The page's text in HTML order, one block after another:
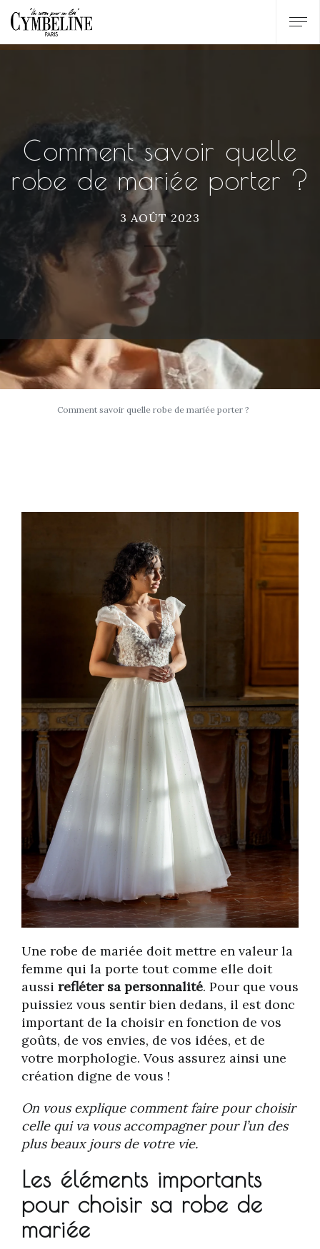
Comment savoir quelle
robe de mariée porter ?
3 AOÛT 2023
Comment savoir quelle robe de mariée porter ?
Une robe de mariée doit mettre en valeur la
femme qui la porte tout comme elle doit
aussi refléter sa personnalité. Pour que vous
puissiez vous sentir bien dedans, il est donc
important de la choisir en fonction de vos
goûts, de vos envies, de vos idées, et de
votre morphologie. Vous assurez ainsi une
création digne de vous !
On vous explique comment faire pour choisir
celle qui va vous accompagner pour l’un des
plus beaux jours de votre vie.
Les éléments importants
pour choisir sa robe de
mariée